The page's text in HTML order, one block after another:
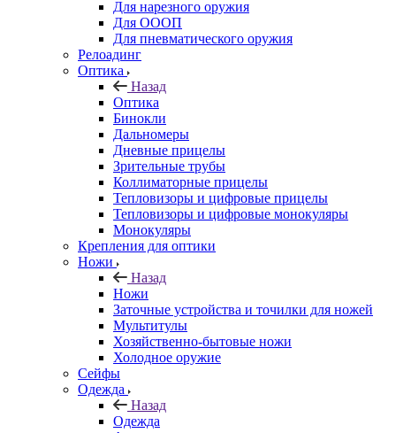
Для нарезного оружия
Для ОООП
Для пневматического оружия
Релоадинг
Оптика
Назад
Оптика
Бинокли
Дальномеры
Дневные прицелы
Зрительные трубы
Коллиматорные прицелы
Тепловизоры и цифровые прицелы
Тепловизоры и цифровые монокуляры
Монокуляры
Крепления для оптики
Ножи
Назад
Ножи
Заточные устройства и точилки для ножей
Мультитулы
Хозяйственно-бытовые ножи
Холодное оружие
Сейфы
Одежда
Назад
Одежда